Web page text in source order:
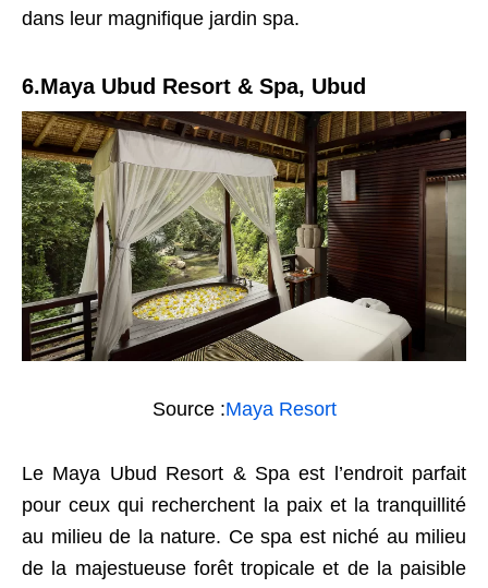
dans leur magnifique jardin spa.
6.Maya Ubud Resort & Spa, Ubud
Source :Maya Resort
Le Maya Ubud Resort & Spa est l’endroit parfait
pour ceux qui recherchent la paix et la tranquillité
au milieu de la nature. Ce spa est niché au milieu
de la majestueuse forêt tropicale et de la paisible